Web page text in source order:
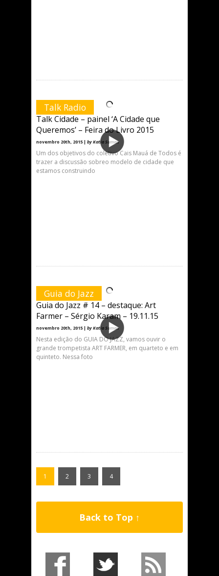
Talk Radio
Talk Cidade – painel ‘A Cidade que
Queremos’ – Feira do Livro 2015
novembro 20th, 2015 | by Katia Suman
Um dos objetivos do coletivo Cais Mauá de Todos é
trazer a discussão sobreo modelo de cidade que
estamos construindo
Guia do Jazz
Guia do Jazz # 14 – destaque: Art
Farmer – Sérgio Karam – 19.11.15
novembro 20th, 2015 | by Katia Suman
Nesta edição do GUIA DO JAZZ, vamos ouvir o
grande trompetista ART FARMER, em quarteto e em
quinteto. Nessa foto
1 2 3 4
Back to Top ↑